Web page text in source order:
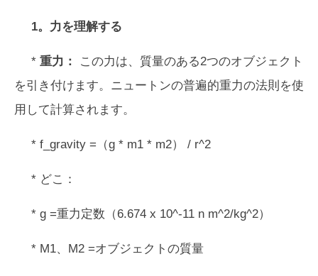
1。力を理解する
* 重力：
この力は、質量のある2つのオブジェクト
を引き付けます。ニュートンの普遍的重力の法則を使
用して計算されます。
* f_gravity =（g * m1 * m2） / r^2
* どこ：
* g =重力定数（6.674 x 10^-11 n m^2/kg^2）
* M1、M2 =オブジェクトの質量